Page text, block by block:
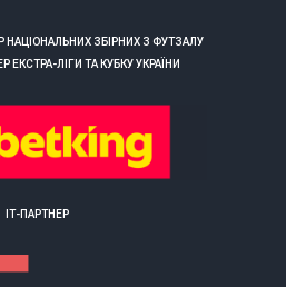
НАЦІОНАЛЬНИХ ЗБІРНИХ З ФУТЗАЛУ
ЕКСТРА-ЛІГИ ТА КУБКУ УКРАЇНИ
ІТ-ПАРТНЕР